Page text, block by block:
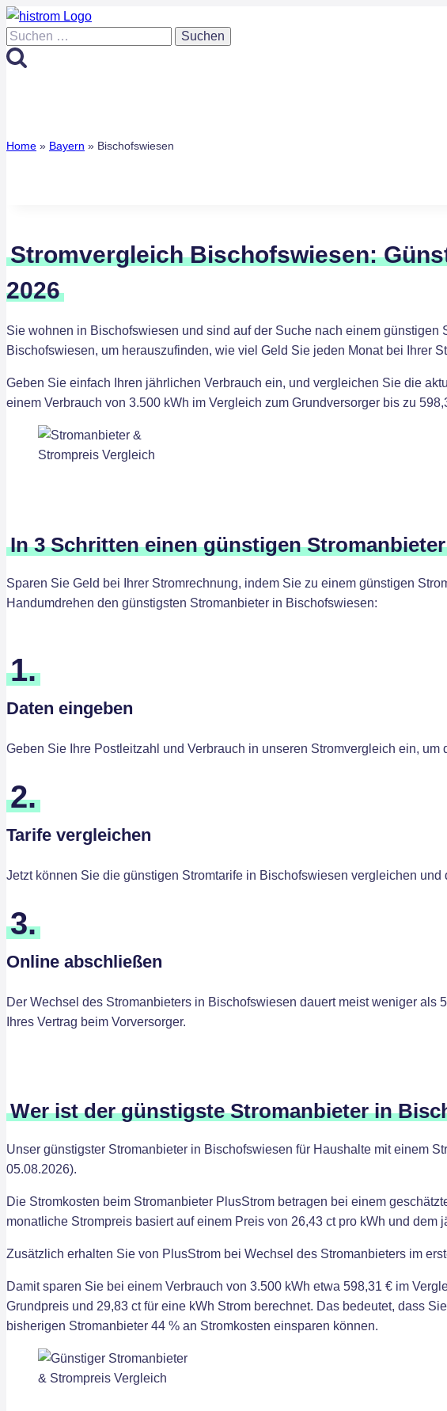
Zum
Inhalt
springen
Suchen
nach:
Home » Bayern » Bischofswiesen
Stromvergleich Bischofswiesen:
2026
Sie wohnen in Bischofswiesen und sind auf der Suche nach einem
Bischofswiesen, um herauszufinden, wie viel Geld Sie jeden Monat bei Ihrer
Geben Sie einfach Ihren jährlichen Verbrauch ein, und vergleichen Sie die
einem Verbrauch von 3.500 kWh im Vergleich zum Grundversorger bis zu
In 3 Schritten einen günstigen
Sparen Sie Geld bei Ihrer Stromrechnung, indem Sie zu einem günstigen
Handumdrehen den günstigsten Stromanbieter in Bischofswiesen:
1.
Daten eingeben
Geben Sie Ihre Postleitzahl und Verbrauch in unseren Stromvergleich ein,
2.
Tarife vergleichen
Jetzt können Sie die günstigen Stromtarife in Bischofswiesen vergleichen
3.
Online abschließen
Der Wechsel des Stromanbieters in Bischofswiesen dauert meist weniger als
Ihres Vertrag beim Vorversorger.
Wer ist der günstigste Stromanbieter in
Unser günstigster Stromanbieter in Bischofswiesen für Haushalte mit einem
05.08.2026).
Die Stromkosten beim Stromanbieter PlusStrom betragen bei einem
monatliche Strompreis basiert auf einem Preis von 26,43 ct pro kWh und dem
Zusätzlich erhalten Sie von PlusStrom bei Wechsel des Stromanbieters im
Damit sparen Sie bei einem Verbrauch von 3.500 kWh etwa 598,31 € im
Grundpreis und 29,83 ct für eine kWh Strom berechnet. Das bedeutet, dass
bisherigen Stromanbieter 44 % an Stromkosten einsparen können.